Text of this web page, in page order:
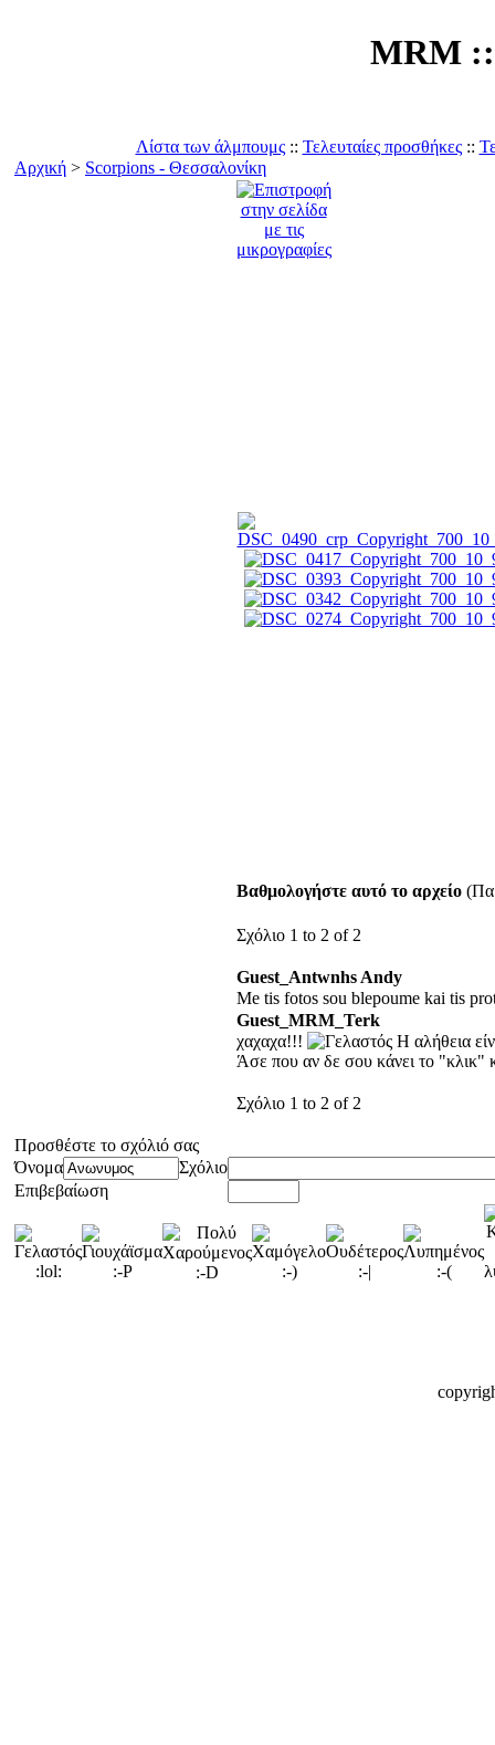
MRM
Λίστα των άλμπουμς:: Τελευταίες προσθήκες::
Αρχική > Scorpions - Θεσσαλονίκη
Βαθμολογήστε αυτό το αρχείο
Σχόλιο 1 to 2 of 2
Guest_Antwnhs Andy
Me tis fotos sou blepoume kai tis
Guest_MRM_Terk
χαχαχα!!!
Η αλήθεια
Άσε που αν δε σου κάνει το "κλικ"
Σχόλιο 1 to 2 of 2
Προσθέστε το σχόλιό σας
Όνομα
Σχόλιο
Επιβεβαίωση